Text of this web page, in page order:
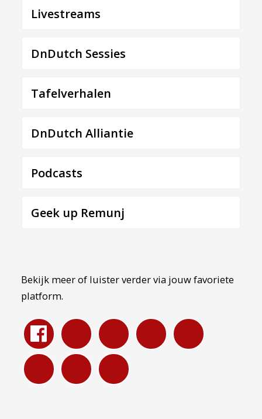
Livestreams
DnDutch Sessies
Tafelverhalen
DnDutch Alliantie
Podcasts
Geek up Remunj
Bekijk meer of luister verder via jouw favoriete
platform.